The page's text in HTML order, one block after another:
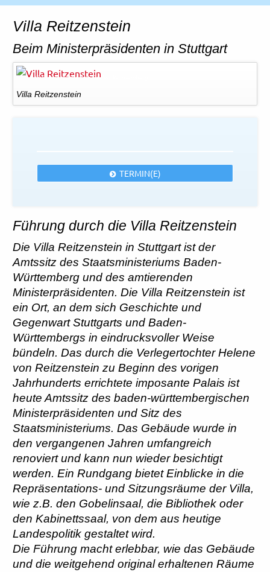
Villa Reitzenstein
Beim Ministerpräsidenten in Stuttgart
Villa Reitzenstein
© Staatsministerium Baden Württemberg
TERMIN(E)
Führung durch die Villa Reitzenstein
Die Villa Reitzenstein in Stuttgart ist der
Amtssitz des Staatsministeriums Baden-
Württemberg und des amtierenden
Ministerpräsidenten. Die Villa Reitzenstein ist
ein Ort, an dem sich Geschichte und
Gegenwart Stuttgarts und Baden-
Württembergs in eindrucksvoller Weise
bündeln. Das durch die Verlegertochter Helene
von Reitzenstein zu Beginn des vorigen
Jahrhunderts errichtete imposante Palais ist
heute Amtssitz des baden-württembergischen
Ministerpräsidenten und Sitz des
Staatsministeriums. Das Gebäude wurde in
den vergangenen Jahren umfangreich
renoviert und kann nun wieder besichtigt
werden. Ein Rundgang bietet Einblicke in die
Repräsentations- und Sitzungsräume der Villa,
wie z.B. den Gobelinsaal, die Bibliothek oder
den Kabinettssaal, von dem aus heutige
Landespolitik gestaltet wird.
Die Führung macht erlebbar, wie das Gebäude
und die weitgehend original erhaltenen Räume
Reiseversicherung